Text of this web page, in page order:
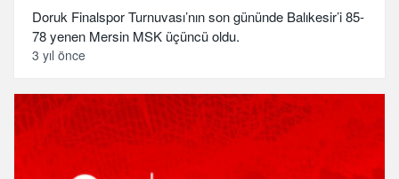
Doruk Finalspor Turnuvası’nın son gününde Balıkesir’i 85-
78 yenen Mersin MSK üçüncü oldu.
3 yıl önce